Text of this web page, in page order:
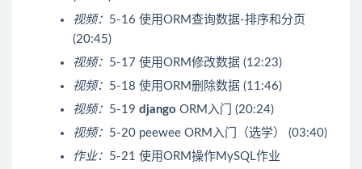
视频： 5-16 使用ORM查询数据-排序和分页
(20:45)
视频： 5-17 使用ORM修改数据 (12:23)
视频： 5-18 使用ORM删除数据 (11:46)
视频： 5-19 django ORM入门 (20:24)
视频： 5-20 peewee ORM入门（选学） (03:40)
作业： 5-21 使用ORM操作MySQL作业